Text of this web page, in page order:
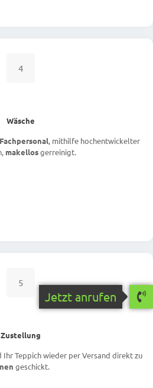
4
Wäsche
Fachpersonal, mithilfe hochentwickelter
makellosgerreinigt.
5
Zustellung
Ihr Teppich wieder per Versand direkt zu
geschickt.
Jetzt anrufen